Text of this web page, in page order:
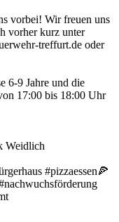
vorbei! Wir freuen uns
vorher kurz unter
treffurt.de oder
6-9 Jahre und die
17:00 bis 18:00 Uhr
Weidlich
#pizzaessen🍕